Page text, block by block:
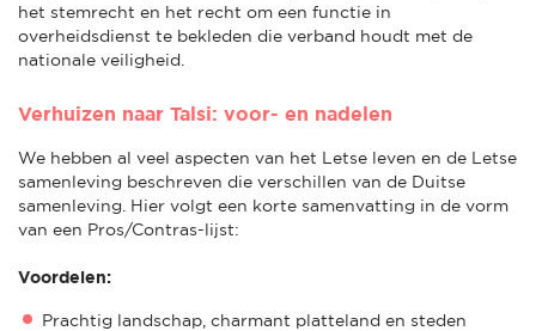
het stemrecht en het recht om een functie in
overheidsdienst te bekleden die verband houdt met de
nationale veiligheid.
Verhuizen naar Talsi: voor- en nadelen
We hebben al veel aspecten van het Letse leven en de Letse
samenleving beschreven die verschillen van de Duitse
samenleving. Hier volgt een korte samenvatting in de vorm
van een Pros/Contras-lijst:
Voordelen:
Prachtig landschap, charmant platteland en steden